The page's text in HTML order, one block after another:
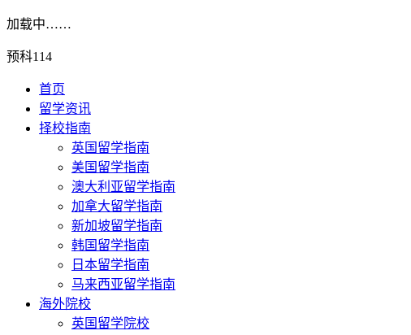
加载中……
预科114
首页
留学资讯
择校指南
英国留学指南
美国留学指南
澳大利亚留学指南
加拿大留学指南
新加坡留学指南
韩国留学指南
日本留学指南
马来西亚留学指南
海外院校
英国留学院校